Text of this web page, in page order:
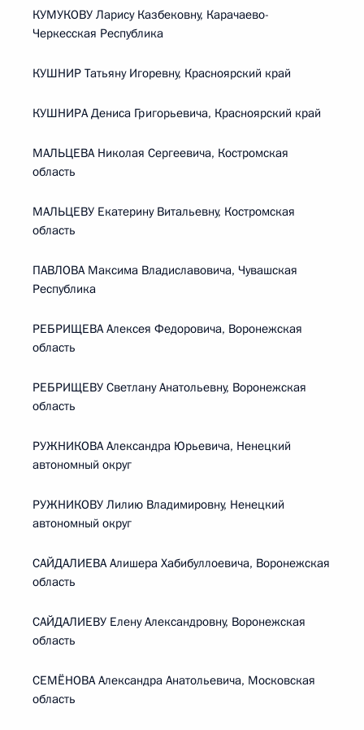
КУМУКОВУ Ларису Казбековну, Карачаево-
Черкесская Республика
КУШНИР Татьяну Игоревну, Красноярский край
КУШНИРА Дениса Григорьевича, Красноярский край
МАЛЬЦЕВА Николая Сергеевича, Костромская
область
МАЛЬЦЕВУ Екатерину Витальевну, Костромская
область
ПАВЛОВА Максима Владиславовича, Чувашская
Республика
РЕБРИЩЕВА Алексея Федоровича, Воронежская
область
РЕБРИЩЕВУ Светлану Анатольевну, Воронежская
область
РУЖНИКОВА Александра Юрьевича, Ненецкий
автономный округ
РУЖНИКОВУ Лилию Владимировну, Ненецкий
автономный округ
САЙДАЛИЕВА Алишера Хабибуллоевича, Воронежская
область
САЙДАЛИЕВУ Елену Александровну, Воронежская
область
СЕМЁНОВА Александра Анатольевича, Московская
область